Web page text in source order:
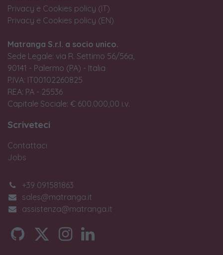
Privacy e Cookies policy (IT)
Privacy e Cookies policy (EN)
Matranga S.r.l. a socio unico.
Sede Legale: via R. Settimo 56/56a,
90141 - Palermo (PA) - Italia
P.IVA: IT00102260825
REA: PA - 25536
Capitale Sociale: € 600.000,00 i.v.
Scriveteci
Contattaci
Jobs
+39 091581863
sales@matranga.it
assistenza@matranga.it